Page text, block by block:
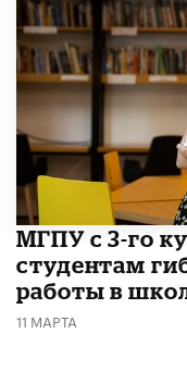
МГПУ с 3-го
студентам
работы в
11 МАРТА